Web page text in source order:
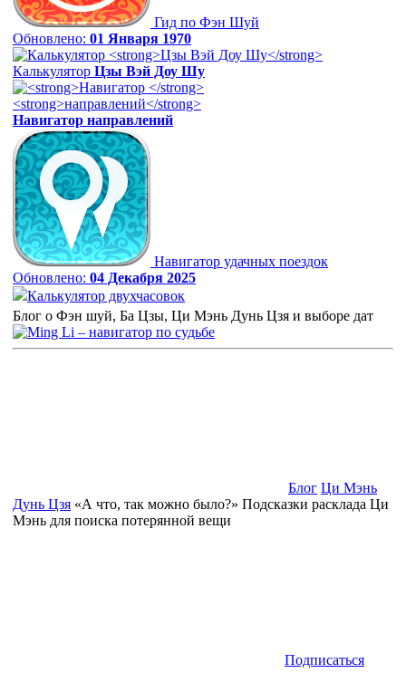
Гид по Фэн Шуй
Обновлено: 01 Января 1970
Калькулятор Цзы Вэй Доу Шу
Навигатор направлений
Навигатор удачных поездок
Обновлено: 04 Декабря 2025
Калькулятор двухчасовок
Блог о Фэн шуй, Ба Цзы, Ци Мэнь Дунь Цзя и выборе дат
Блог Ци Мэнь
Дунь Цзя «А что, так можно было?» Подсказки расклада Ци
Мэнь для поиска потерянной вещи
Подписаться